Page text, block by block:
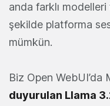
anda farklı
şekilde platforma
mümkün.
Biz Open WebUI’da
duyurulan Llama